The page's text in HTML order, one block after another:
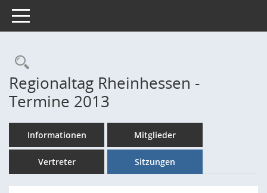
Toggle navigation
Rechercheauswahl
Regionaltag Rheinhessen -
Termine 2013
Informationen Mitglieder
Vertreter Sitzungen